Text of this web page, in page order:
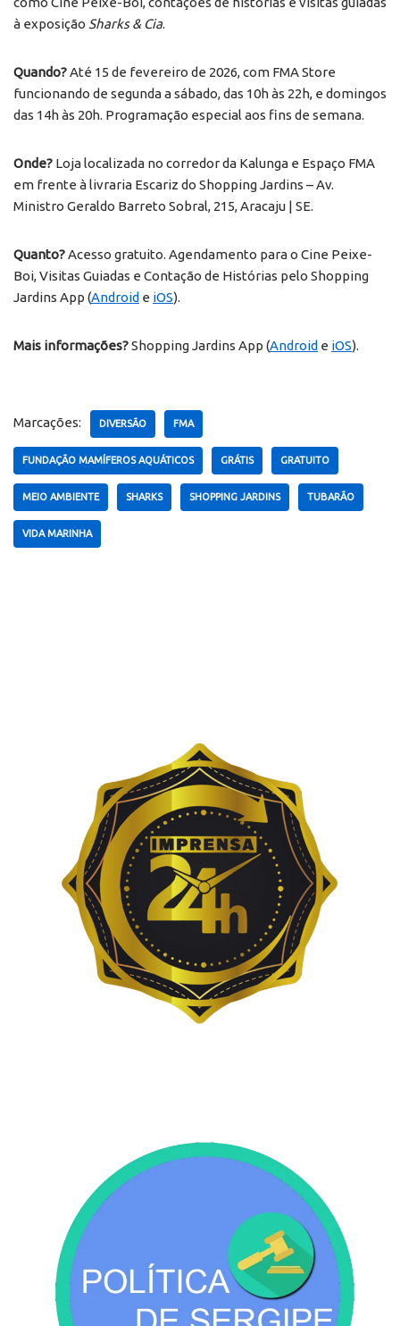
à exposição Sharks & Cia.
Quando?Até 15 de fevereiro de 2026, com FMA Store
funcionando de segunda a sábado, das 10h às 22h, e domingos
das 14h às 20h. Programação especial aos fins de semana.
Onde? Loja localizada no corredor da Kalunga e Espaço FMA
em frente à livraria Escariz do Shopping Jardins – Av.
Ministro Geraldo Barreto Sobral, 215, Aracaju | SE.
Quanto?Acesso gratuito. Agendamento para o Cine Peixe-
Boi, Visitas Guiadas e Contação de Histórias pelo Shopping
Jardins App (Android e iOS).
Mais informações?Shopping Jardins App (Android e iOS).
Marcações: DIVERSÃO FMA
FUNDAÇÃO MAMÍFEROS AQUÁTICOS GRÁTIS GRATUITO
MEIO AMBIENTE SHARKS SHOPPING JARDINS TUBARÃO
VIDA MARINHA